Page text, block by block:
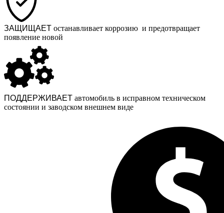
ЗАЩИЩАЕТ останавливает коррозию и предотвращает
появление новой
ПОДДЕРЖИВАЕТ автомобиль в исправном техническом
состоянии и заводском внешнем виде